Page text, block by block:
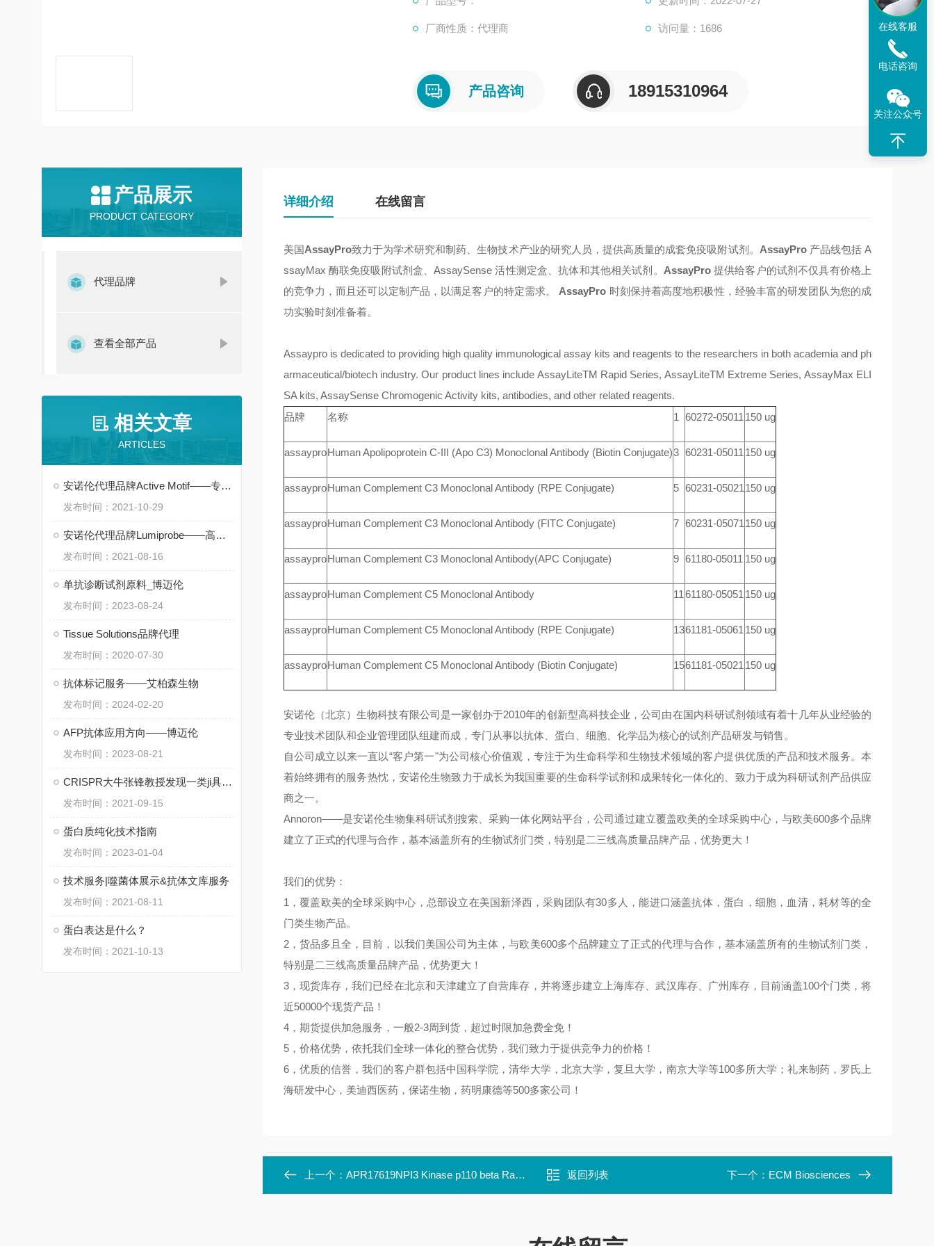
厂商性质：代理商 访问量：1686
产品咨询 18915310964
产品展示
PRODUCT CATEGORY
代理品牌
查看全部产品
相关文章
ARTICLES
安诺伦代理品牌Active Motif——专注于表观遗传和基因调控领域
发布时间：2021-10-29
安诺伦代理品牌Lumiprobe——高品质活性荧光染料供应商
发布时间：2021-08-16
单抗诊断试剂原料_博迈伦
发布时间：2023-08-24
Tissue Solutions品牌代理
发布时间：2020-07-30
抗体标记服务——艾柏森生物
发布时间：2024-02-20
AFP抗体应用方向——博迈伦
发布时间：2023-08-21
CRISPR大牛张锋教授发现一类ji具应用潜力的新型基因编辑系统
发布时间：2021-09-15
蛋白质纯化技术指南
发布时间：2023-01-04
技术服务|噬菌体展示&抗体文库服务
发布时间：2021-08-11
蛋白表达是什么？
发布时间：2021-10-13
详细介绍 在线留言
美国AssayPro致力于为学术研究和制药、生物技术产业的研究人员，提供高质量的成套免疫吸附试剂。 AssayPro产品线包括 A
ssayMax 酶联免疫吸附试剂盒、AssaySense 活性测定盒、抗体和其他相关试剂。 AssayPro提供给客户的试剂不仅具有价格上
的竞争力，而且还可以定制产品，以满足客户的特定需求。 AssayPro 时刻保持着高度地积极性，经验丰富的研发团队为您的成
功实验时刻准备着。
Assaypro is dedicated to providing high quality immunological assay kits and reagents to the researchers in both academia and ph
armaceutical/biotech industry. Our product lines include AssayLiteTM Rapid Series, AssayLiteTM Extreme Series, AssayMax ELI
SA kits, AssaySense Chromogenic Activity kits, antibodies, and other related reagents.
品牌
名称 1 60272-05011 150 ug
assayproHuman Apolipoprotein C-III (Apo C3) Monoclonal Antibody (Biotin Conjugate)3 60231-05011 150 ug
assayproHuman Complement C3 Monoclonal Antibody (RPE Conjugate) 5 60231-05021 150 ug
assayproHuman Complement C3 Monoclonal Antibody (FITC Conjugate) 7 60231-05071 150 ug
assayproHuman Complement C3 Monoclonal Antibody(APC Conjugate) 9 61180-05011 150 ug
assayproHuman Complement C5 Monoclonal Antibody 11 61180-05051 150 ug
assayproHuman Complement C5 Monoclonal Antibody (RPE Conjugate) 1361181-05061 150 ug
assayproHuman Complement C5 Monoclonal Antibody (Biotin Conjugate) 1561181-05021 150 ug
安诺伦（北京）生物科技有限公司是一家创办于2010年的创新型高科技企业，公司由在国内科研试剂领域有着十几年从业经验的
专业技术团队和企业管理团队组建而成，专门从事以抗体、蛋白、细胞、化学品为核心的试剂产品研发与销售。
自公司成立以来一直以“客户第一"为公司核心价值观，专注于为生命科学和生物技术领域的客户提供优质的产品和技术服务。本
着始终拥有的服务热忱，安诺伦生物致力于成长为我国重要的生命科学试剂和成果转化一体化的、致力于成为科研试剂产品供应
商之一。
Annoron——是安诺伦生物集科研试剂搜索、采购一体化网站平台，公司通过建立覆盖欧美的全球采购中心，与欧美600多个品牌
建立了正式的代理与合作，基本涵盖所有的生物试剂门类，特别是二三线高质量品牌产品，优势更大！
我们的优势：
1，覆盖欧美的全球采购中心，总部设立在美国新泽西，采购团队有30多人，能进口涵盖抗体，蛋白，细胞，血清，耗材等的全
门类生物产品。
2，货品多且全，目前，以我们美国公司为主体，与欧美600多个品牌建立了正式的代理与合作，基本涵盖所有的生物试剂门类，
特别是二三线高质量品牌产品，优势更大！
3，现货库存，我们已经在北京和天津建立了自营库存，并将逐步建立上海库存、武汉库存、广州库存，目前涵盖100个门类，将
近50000个现货产品！
4，期货提供加急服务，一般2-3周到货，超过时限加急费全免！
5，价格优势，依托我们全球一体化的整合优势，我们致力于提供竞争力的价格！
6，优质的信誉，我们的客户群包括中国科学院，清华大学，北京大学，复旦大学，南京大学等100多所大学；礼来制药，罗氏上
海研发中心，美迪西医药，保诺生物，药明康德等500多家公司！
上一个： APR17619NPI3 Kinase p110 beta Rabbit pAb 返回列表 下一个： ECM Biosciences
在线客服
电话咨询
关注公众号